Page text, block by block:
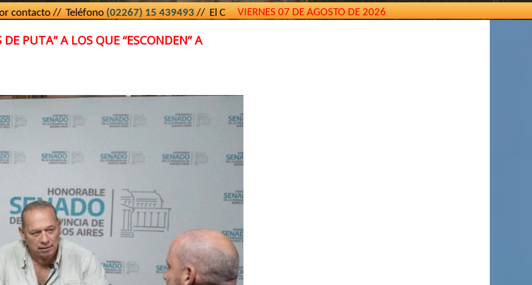
// Teléfono(02267) 15 439493// El Cartero de Pinamar - Buenos Aires - Argentina //
VIERNES 07 DE AGOSTO DE 2026
PUTA” A LOS QUE “ESCONDEN” A